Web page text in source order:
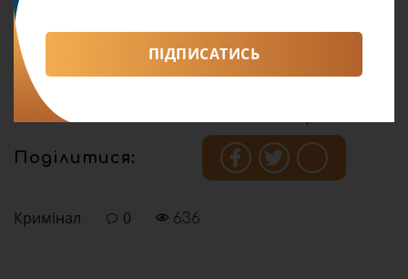
Поділитися:
Кримінал 0 636
ПІДПИСАТИСЬ